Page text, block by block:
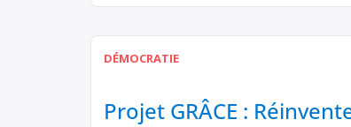
DÉMOCRATIE
Projet GRÂCE :